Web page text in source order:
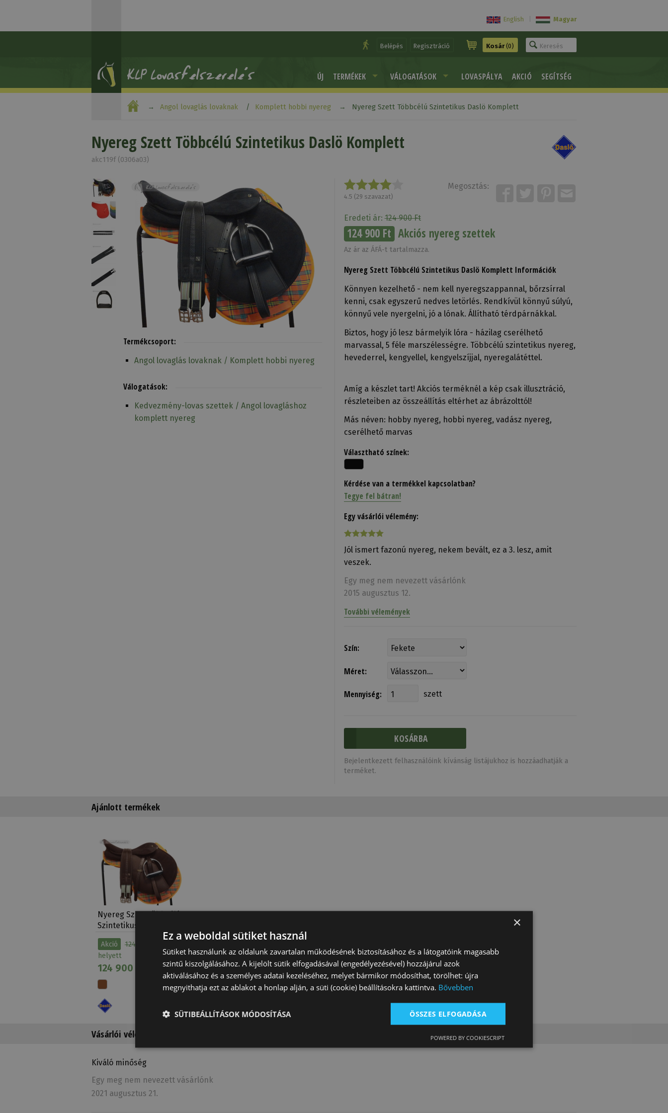
English Magyar
Belépés Regisztráció Kosár(0)
ÚJ TERMÉKEK VÁLOGATÁSOK LOVASPÁLYA AKCIÓ SEGÍTSÉG
Angol lovaglás lovaknak Komplett hobbi nyereg Nyereg Szett Többcélú Szintetikus Daslö Komplett
Nyereg Szett Többcélú Szintetikus Daslö Komplett
akc119f (0306a03)
4.5 (29 szavazat)
Megosztás:
Eredeti ár:124 900 Ft
124 900 Ft Akciós nyereg szettek
Az ár az ÁFÁ-t tartalmazza.
Nyereg Szett Többcélú Szintetikus Daslö Komplett Információk
Könnyen kezelhető - nem kell nyeregszappannal, bőrzsírral
kenni, csak egyszerű nedves letörlés. Rendkívül könnyű súlyú,
könnyű vele nyergelni, jó a lónak. Állítható térdpárnákkal.
Biztos, hogy jó lesz bármelyik lóra - házilag cserélhető
marvassal, 5 féle marszélességre. Többcélú szintetikus nyereg,
hevederrel, kengyellel, kengyelszíjjal, nyeregalátéttel.
Amíg a készlet tart! Akciós terméknél a kép csak illusztráció,
részleteiben az összeállítás eltérhet az ábrázolttól!
Más néven: hobby nyereg, hobbi nyereg, vadász nyereg,
cserélhető marvas
Választható színek:
Kérdése van a termékkel kapcsolatban?
Tegye fel bátran!
Egy vásárlói vélemény:
Jól ismert fazonú nyereg, nekem bevált, ez a 3. lesz, amit
veszek.
Egy meg nem nevezett vásárlónk
2015 augusztus 12.
További vélemények
Szín:
Méret:
Mennyiség: szett
Bejelentkezett felhasználóink kívánság listájukhoz is hozzáadhatják a
terméket.
Termékcsoport:
Angol lovaglás lovaknak / Komplett hobbi nyereg
Válogatások:
Kedvezmény-lovas szettek / Angol lovagláshoz
komplett nyereg
Ajánlott termékek
Nyereg Szett Többcélú
Szintetikus Daslö…
Akció
124 900 Ft
helyett
124 900 Ft
Vásárlói vélemények a termékről
Kiváló minőség
Egy meg nem nevezett vásárlónk
2021 augusztus 21.
×
Ez a weboldal sütiket használ
Sütiket használunk az oldalunk zavartalan működésének biztosításához és a látogatóink magasabb
szintű kiszolgálásához. A kijelölt sütik elfogadásával (engedélyezésével) hozzájárul azok
aktiválásához és a személyes adatai kezeléséhez, melyet bármikor módosíthat, törölhet: újra
megnyithatja ezt az ablakot a honlap alján, a süti (cookie) beállításokra kattintva. Bővebben
ÖSSZES ELFOGADÁSA
SÜTIBEÁLLÍTÁSOK MÓDOSÍTÁSA
POWERED BY COOKIESCRIPT